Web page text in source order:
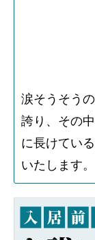
涙そうそう
誇り、その
に長けてい
いたします。